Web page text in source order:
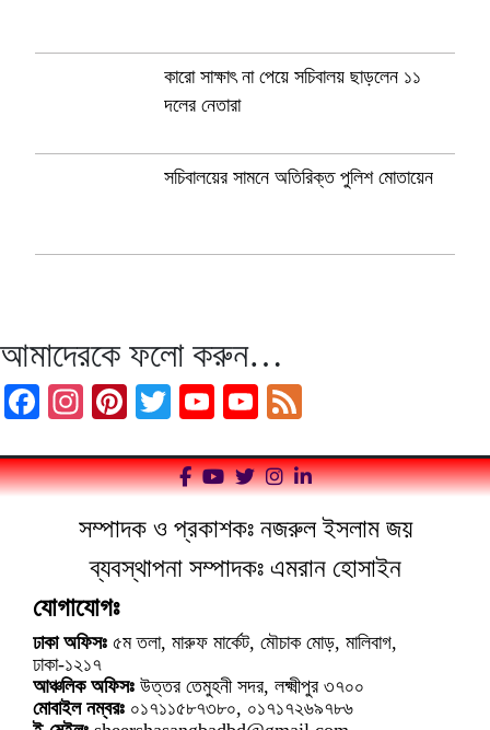
কারো সাক্ষাৎ না পেয়ে সচিবালয় ছাড়লেন ১১
দলের নেতারা
সচিবালয়ের সামনে অতিরিক্ত পুলিশ মোতায়েন
আমাদেরকে ফলো করুন…
Facebook
Instagram
Pinterest
TwitterYouTube
YouTube
সম্পাদক ও প্রকাশকঃ নজরুল ইসলাম জয়
ব্যবস্থাপনা সম্পাদকঃ এমরান হোসাইন
যোগাযোগঃ
ঢাকা অফিসঃ ৫ম তলা, মারুফ মার্কেট, মৌচাক মোড়, মালিবাগ,
ঢাকা-১২১৭
আঞ্চলিক অফিসঃ উত্তর তেমুহনী সদর, লক্ষ্মীপুর ৩৭০০
মোবাইল নম্বরঃ ০১৭১১৫৮৭৩৮০, ০১৭১৭২৬৯৭৮৬